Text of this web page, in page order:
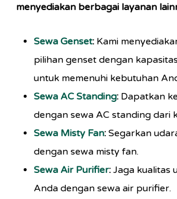
menyediakan berbagai layanan
Sewa Genset:Kami
pilihan genset dengan
untuk memenuhi kebutuhan
Sewa AC Standing:Dapatkan
dengan sewa AC standing dari
Sewa Misty Fan:Segarkan
dengan sewa misty fan.
Sewa Air Purifier:Jaga kualitas
Anda dengan sewa air purifier.